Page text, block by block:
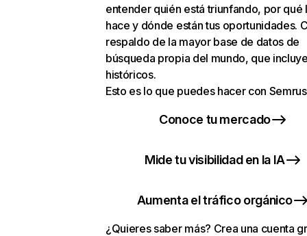
entender quién está triunfando, por qué
hace y dónde están tus oportunidades.
respaldo de la mayor base de datos de
búsqueda propia del mundo, que
históricos.
Esto es lo que puedes hacer con
Conoce tu mercado
Mide tu visibilidad en la IA
Aumenta el tráfico orgánico
¿Quieres saber más? Crea una cuenta